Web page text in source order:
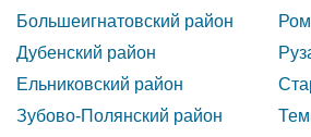
Большеигнатовский район
Дубенский район
Ельниковский район
Зубово-Полянский район